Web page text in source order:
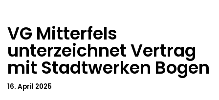
VG Mitterfels
unterzeichnet Vertrag
mit Stadtwerken Bogen
16. April 2025